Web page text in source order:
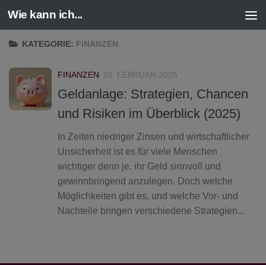
Zum Inhalt springen
Wie kann ich...
KATEGORIE: FINANZEN
FINANZEN 10. FEBRUAR 2025
Geldanlage: Strategien, Chancen
und Risiken im Überblick (2025)
In Zeiten niedriger Zinsen und wirtschaftlicher
Unsicherheit ist es für viele Menschen
wichtiger denn je, ihr Geld sinnvoll und
gewinnbringend anzulegen. Doch welche
Möglichkeiten gibt es, und welche Vor- und
Nachteile bringen verschiedene Strategien...